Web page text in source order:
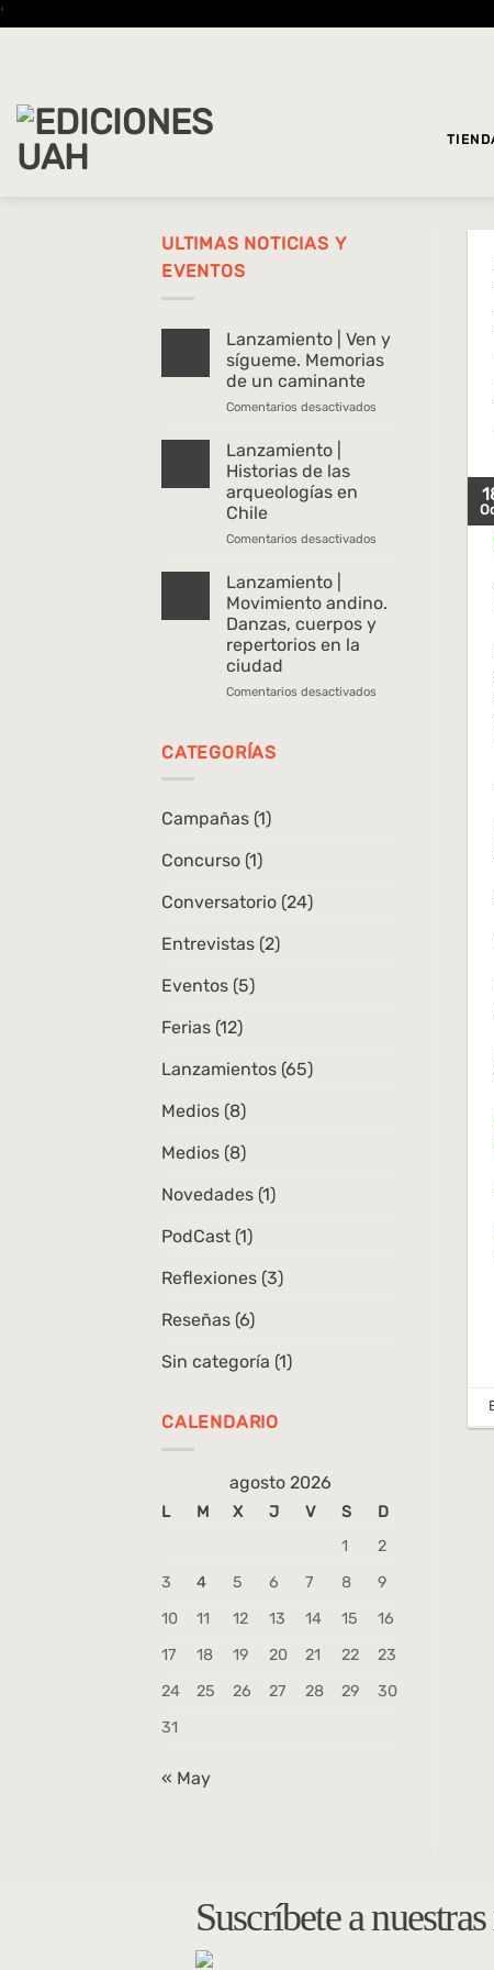
'Saltar
ULTIMAS NOTICIAS Y
EVENTOS
Lanzamiento | Ven y
sígueme. Memorias
de un caminante
Comentarios desactivados
Lanzamiento |
Historias de las
arqueologías en
Chile
Comentarios desactivados
de
Lanzamiento |
Movimiento andino.
Danzas, cuerpos y
repertorios en la
ciudad
Comentarios desactivados
CATEGORÍAS
Campañas (1)
Concurso (1)
Conversatorio (24)
Entrevistas (2)
Eventos (5)
Ferias (12)
Lanzamientos (65)
Medios (8)
Medios (8)
Novedades (1)
PodCast (1)
Reflexiones (3)
Reseñas (6)
Sin categoría (1)
CALENDARIO
agosto 2026
L M X J V S
D
1
2
3
4 5 6 7 8
9
10
11 12 13 14 15
16
17
18 19 20 21 22
23
24
25 26 27 28 29
30
31
« May
Suscríbete a